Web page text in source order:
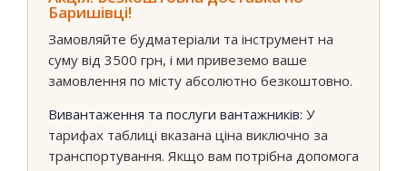
Баришівці!
Замовляйте будматеріали та інструмент на
суму від 3500 грн, і ми привеземо ваше
замовлення по місту абсолютно безкоштовно.
Вивантаження та послуги вантажників: У
тарифах таблиці вказана ціна виключно за
транспортування. Якщо вам потрібна допомога